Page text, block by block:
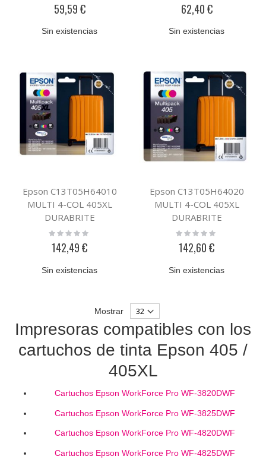
59,59 €
Sin existencias
62,40 €
Sin existencias
Epson C13T05H64010
MULTI 4-COL 405XL
DURABRITE
Rating:
142,49 €
Sin existencias
Epson C13T05H64020
MULTI 4-COL 405XL
DURABRITE
Rating:
142,60 €
Sin existencias
Mostrar
Impresoras compatibles con los
cartuchos de tinta Epson 405 /
405XL
Cartuchos Epson WorkForce Pro WF-3820DWF
Cartuchos Epson WorkForce Pro WF-3825DWF
Cartuchos Epson WorkForce Pro WF-4820DWF
Cartuchos Epson WorkForce Pro WF-4825DWF